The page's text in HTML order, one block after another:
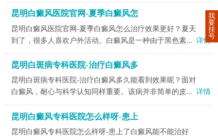
昆明白癜风医院官网-夏季白癜风怎
昆明白癜风医院官网-夏季白癜风怎么治疗效果更好？夏天
到了，很多人喜欢户外活动。白癜风是一种由于黑色素... 详情
昆明白斑病专科医院-治疗白癜风多
昆明白斑病专科医院-治疗白癜风多久能看到效果呢？面对
白癜风，耐心与科学认知同样重要。该病并非简单的皮... 详情
昆明白癜风专科医院怎么样呀-患上
昆明白癜风专科医院怎么样呀-患上了白癜风能不能治好
我
要
挂
号